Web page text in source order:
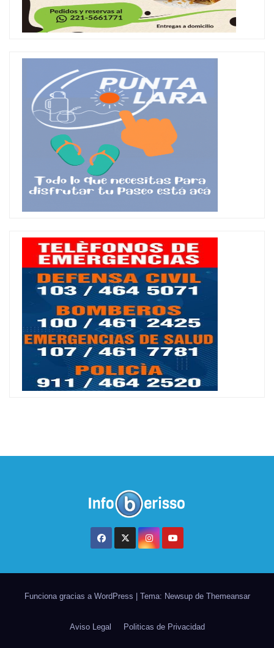
Funciona gracias a WordPress Tema: Newsup de Themeansar
Aviso Legal Politicas de Privacidad